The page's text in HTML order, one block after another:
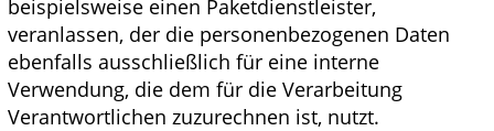
beispielsweise einen Paketdienstleister,
veranlassen, der die personenbezogenen Daten
ebenfalls ausschließlich für eine interne
Verwendung, die dem für die Verarbeitung
Verantwortlichen zuzurechnen ist, nutzt.